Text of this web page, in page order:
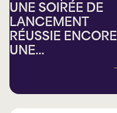
UNE SOIRÉE DE
LANCEMENT
RÉUSSIE ENCORE
UNE...